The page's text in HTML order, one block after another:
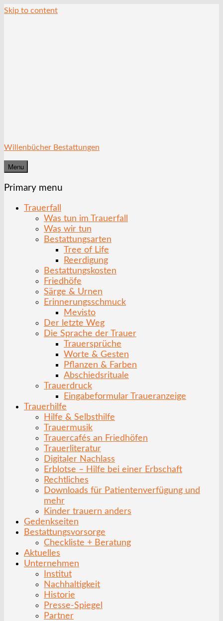
Skip to content
Willenbücher Bestattungen
Menu
Primary menu
Trauerfall
Was tun im Trauerfall
Was wir tun
Bestattungsarten
Tree of Life
Reerdigung
Bestattungskosten
Friedhöfe
Särge & Urnen
Erinnerungsschmuck
Mevisto
Der letzte Weg
Die Sprache der Trauer
Trauersprüche
Worte & Gesten
Pflanzen & Farben
Abschiedsrituale
Trauerdruck
Eingabeformular Traueranzeige
Trauerhilfe
Hilfe & Selbsthilfe
Trauermusik
Trauercafés an Friedhöfen
Trauerliteratur
Digitaler Nachlass
Erblotse – Hilfe bei einer Erbschaft
Rechtliches
Downloads für Patientenverfügung und
mehr
Kinder trauern anders
Gedenkseiten
Bestattungsvorsorge
Checkliste + Beratung
Aktuelles
Unternehmen
Institut
Nachhaltigkeit
Historie
Presse-Spiegel
Partner